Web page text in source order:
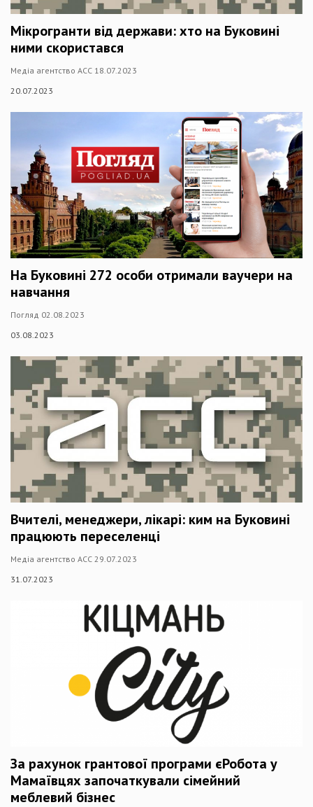
Мікрогранти від держави: хто на Буковині
ними скористався
Медіа агентство АСС 18.07.2023
20.07.2023
На Буковині 272 особи отримали ваучери на
навчання
Погляд 02.08.2023
03.08.2023
Вчителі, менеджери, лікарі: ким на Буковині
працюють переселенці
Медіа агентство АСС 29.07.2023
31.07.2023
За рахунок грантової програми єРобота у
Мамаївцях започаткували сімейний
меблевий бізнес